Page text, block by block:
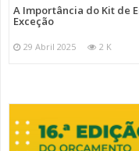
A Importância do Kit de
Exceção
29 Abril 2025 2 K